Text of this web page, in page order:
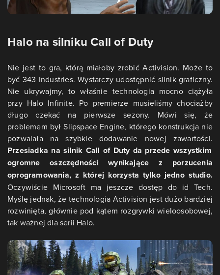
Halo na silniku Call of Duty
Nie jest to gra, którą miałoby zrobić Activision. Może to
być 343 Industries. Wystarczy udostępnić silnik graficzny.
Nie ukrywajmy, to właśnie technologia mocno ciążyła
przy Halo Infinite. Po premierze musieliśmy chociażby
długo czekać na pierwsze sezony. Mówi się, że
problemem był Slipspace Engine, którego konstrukcja nie
pozwalała na szybkie dodawanie nowej zawartości.
Przesiadka na silnik Call of Duty da przede wszystkim
ogromne oszczędności wynikające z porzucenia
oprogramowania, z której korzysta tylko jedno studio.
Oczywiście Microsoft ma jeszcze dostęp do id Tech.
Myślę jednak, że technologia Activision jest dużo bardziej
rozwinięta, głównie pod kątem rozgrywki wieloosobowej,
tak ważnej dla serii Halo.